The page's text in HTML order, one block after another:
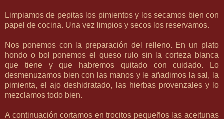
Limpiamos de pepitas los pimientos y los secamos bien con
papel de cocina. Una vez limpios y secos los reservamos.
Nos ponemos con la preparación del relleno. En un plato
hondo o bol ponemos el queso rulo sin la corteza blanca
que tiene y que habremos quitado con cuidado. Lo
desmenuzamos bien con las manos y le añadimos la sal, la
pimienta, el ajo deshidratado, las hierbas provenzales y lo
mezclamos todo bien.
A continuación cortamos en trocitos pequeños las aceitunas